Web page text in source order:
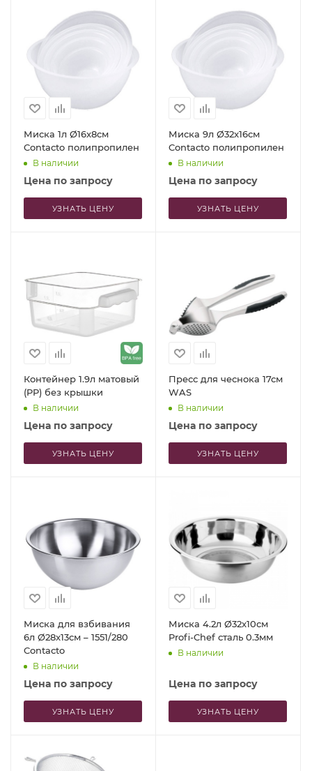
Миска 1л Ø16x8см
Contacto полипропилен
В наличии
Цена по запросу
УЗНАТЬ ЦЕНУ
Миска 9л Ø32x16см
Contacto полипропилен
В наличии
Цена по запросу
УЗНАТЬ ЦЕНУ
Контейнер 1.9л матовый
(PP) без крышки
В наличии
Цена по запросу
УЗНАТЬ ЦЕНУ
Пресс для чеснока 17см
WAS
В наличии
Цена по запросу
УЗНАТЬ ЦЕНУ
Миска для взбивания
6л Ø28x13см – 1551/280
Contacto
В наличии
Цена по запросу
УЗНАТЬ ЦЕНУ
Миска 4.2л Ø32x10см
Profi-Chef сталь 0.3мм
В наличии
Цена по запросу
УЗНАТЬ ЦЕНУ